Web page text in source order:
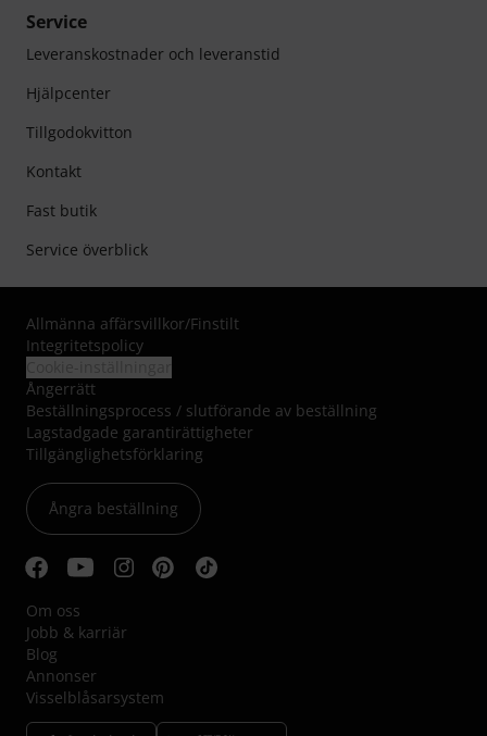
Service
Leveranskostnader och leveranstid
Hjälpcenter
Tillgodokvitton
Kontakt
Fast butik
Service överblick
Allmänna affärsvillkor/Finstilt
Integritetspolicy
Ångerrätt
Beställningsprocess / slutförande av beställning
Lagstadgade garantirättigheter
Tillgänglighetsförklaring
Ångra beställning
Om oss
Jobb & karriär
Blog
Annonser
Visselblåsarsystem